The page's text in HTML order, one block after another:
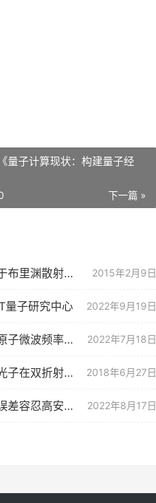
量子计算现状：构建量子经
下一篇 »
2015年2月9日
中国科大首次实现基于布里渊散射声学声子的单向光信息存储
2022年9月19日
量子研究中心
2022年7月18日
中国科大实现里德堡原子微波频率梳谱仪
2018年6月27日
中国科大首次演示了光子在双折射干涉仪中的干涉行为
2022年8月17日
中国科大提出并实现误差容忍高安全量子密钥分发